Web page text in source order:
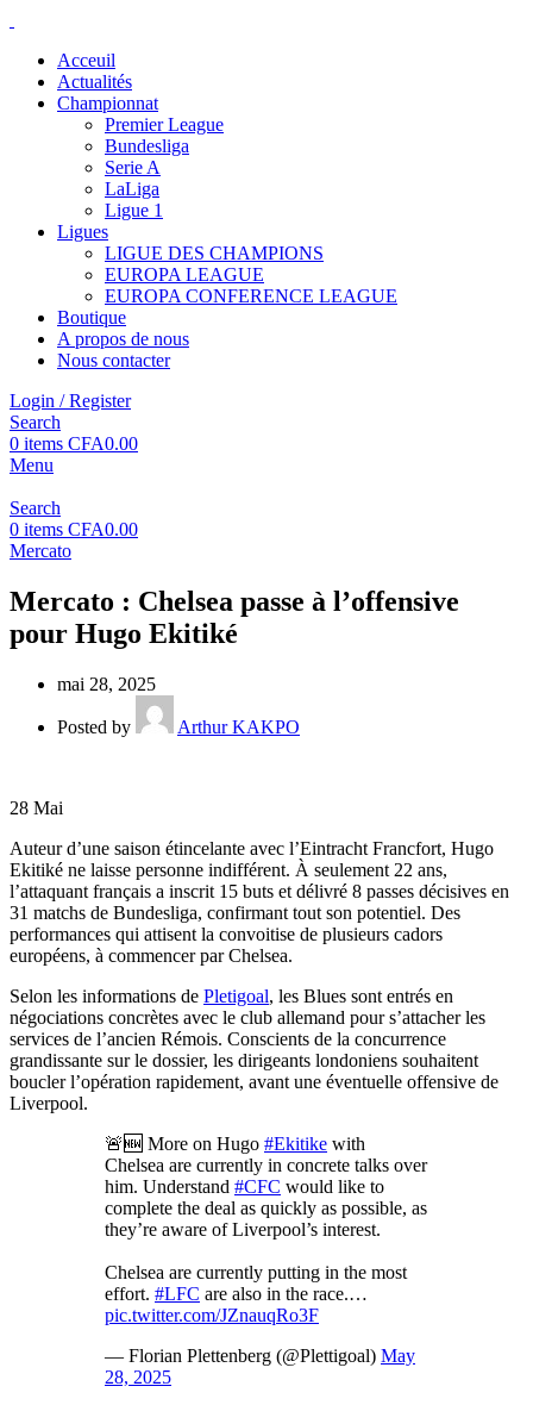
Acceuil
Actualités
Championnat
Premier League
Bundesliga
Serie A
LaLiga
Ligue 1
Ligues
LIGUE DES CHAMPIONS
EUROPA LEAGUE
EUROPA CONFERENCE LEAGUE
Boutique
A propos de nous
Nous contacter
Login / Register
Search
0 items CFA0.00
Menu
Search
0 items CFA0.00
Mercato
Mercato : Chelsea passe à l’offensive
pour Hugo Ekitiké
mai 28, 2025
Posted by Arthur KAKPO
28 Mai
Auteur d’une saison étincelante avec l’Eintracht Francfort, Hugo
Ekitiké ne laisse personne indifférent. À seulement 22 ans,
l’attaquant français a inscrit 15 buts et délivré 8 passes décisives en
31 matchs de Bundesliga, confirmant tout son potentiel. Des
performances qui attisent la convoitise de plusieurs cadors
européens, à commencer par Chelsea.
Selon les informations de Pletigoal, les Blues sont entrés en
négociations concrètes avec le club allemand pour s’attacher les
services de l’ancien Rémois. Conscients de la concurrence
grandissante sur le dossier, les dirigeants londoniens souhaitent
boucler l’opération rapidement, avant une éventuelle offensive de
Liverpool.
🚨🆕 More on Hugo #Ekitike with
Chelsea are currently in concrete talks over
him. Understand #CFC would like to
complete the deal as quickly as possible, as
they’re aware of Liverpool’s interest.
Chelsea are currently putting in the most
effort. #LFC are also in the race.…
pic.twitter.com/JZnauqRo3F
— Florian Plettenberg (@Plettigoal) May
28, 2025